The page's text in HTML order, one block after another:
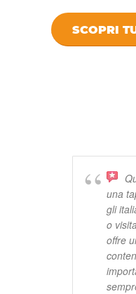
SCOPRI
una
gli
o
offre